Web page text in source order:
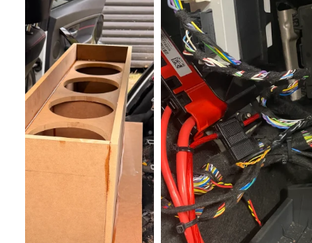
VW Touran I (1T) 11/2006- 04/2010
VW Touran I (1T) 08/2010 - 04/2015
VW T5 Transporter (7H) 09/2009 - 05/2015
VW T6 (7HC) 07/2015 - 08/2019